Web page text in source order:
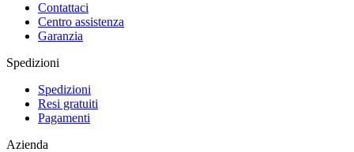
Contattaci
Centro assistenza
Garanzia
Spedizioni
Spedizioni
Resi gratuiti
Pagamenti
Azienda